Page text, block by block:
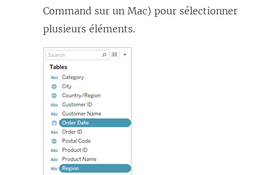
Command sur un Mac) pour sélectionner
plusieurs éléments.